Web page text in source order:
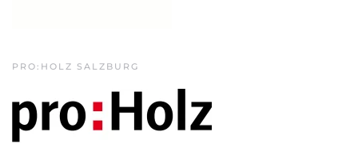
PRO:HOLZ SALZBURG